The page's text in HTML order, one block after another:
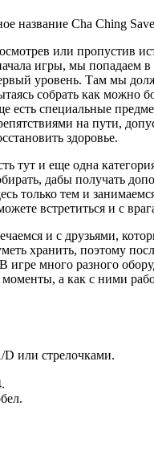
название Cha Ching
или пропустив
игры, мы попадаем в
уровень. Там мы
собрать как можно
есть специальные
на пути,
здоровье.
тут и еще одна
дабы получать
только тем и
встретиться и с
и с друзьями,
хранить, поэтому
игре много разного
а как с ними
или стрелочками.